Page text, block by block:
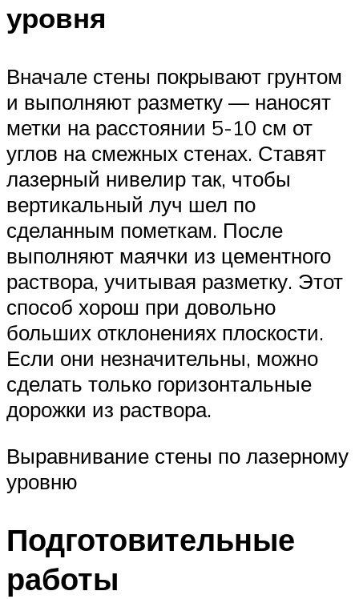
уровня
Вначале стены покрывают грунтом
и выполняют разметку — наносят
метки на расстоянии 5-10 см от
углов на смежных стенах. Ставят
лазерный нивелир так, чтобы
вертикальный луч шел по
сделанным пометкам. После
выполняют маячки из цементного
раствора, учитывая разметку. Этот
способ хорош при довольно
больших отклонениях плоскости.
Если они незначительны, можно
сделать только горизонтальные
дорожки из раствора.
Выравнивание стены по лазерному
уровню
Подготовительные
работы